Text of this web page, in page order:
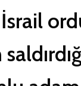
İsrail